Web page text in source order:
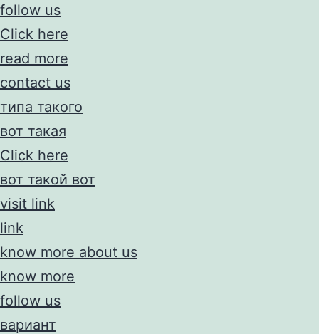
follow us
Click here
read more
contact us
типа такого
вот такая
Click here
вот такой вот
visit link
link
know more about us
know more
follow us
вариант